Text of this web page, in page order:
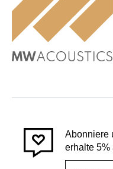
Abonniere
erhalte 5%